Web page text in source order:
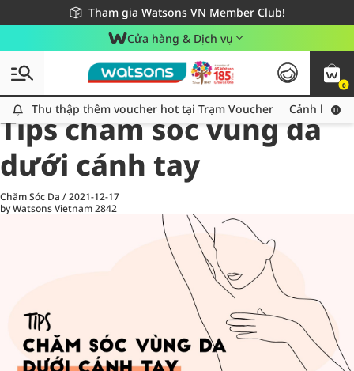
Tham gia Watsons VN Member Club!
Miễn phí giao hàng cho đơn hàng từ 249,000Đ
Giao hàng nhanh 24h - Áp dụng khu vực TP. Hồ Chí Minh
Cửa hàng & Dịch vụ
0
Thu thập thêm voucher hot tại Trạm Voucher
Thu thập thêm voucher hot tại Trạm Voucher Cảnh báo
All
Chăm Sóc Cá Nhân
Tips chăm sóc vùng da
dưới cánh tay
Chăm Sóc Da /2021-12-17
by Watsons Vietnam2842